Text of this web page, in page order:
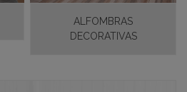
ALFOMBRAS
DECORATIVAS